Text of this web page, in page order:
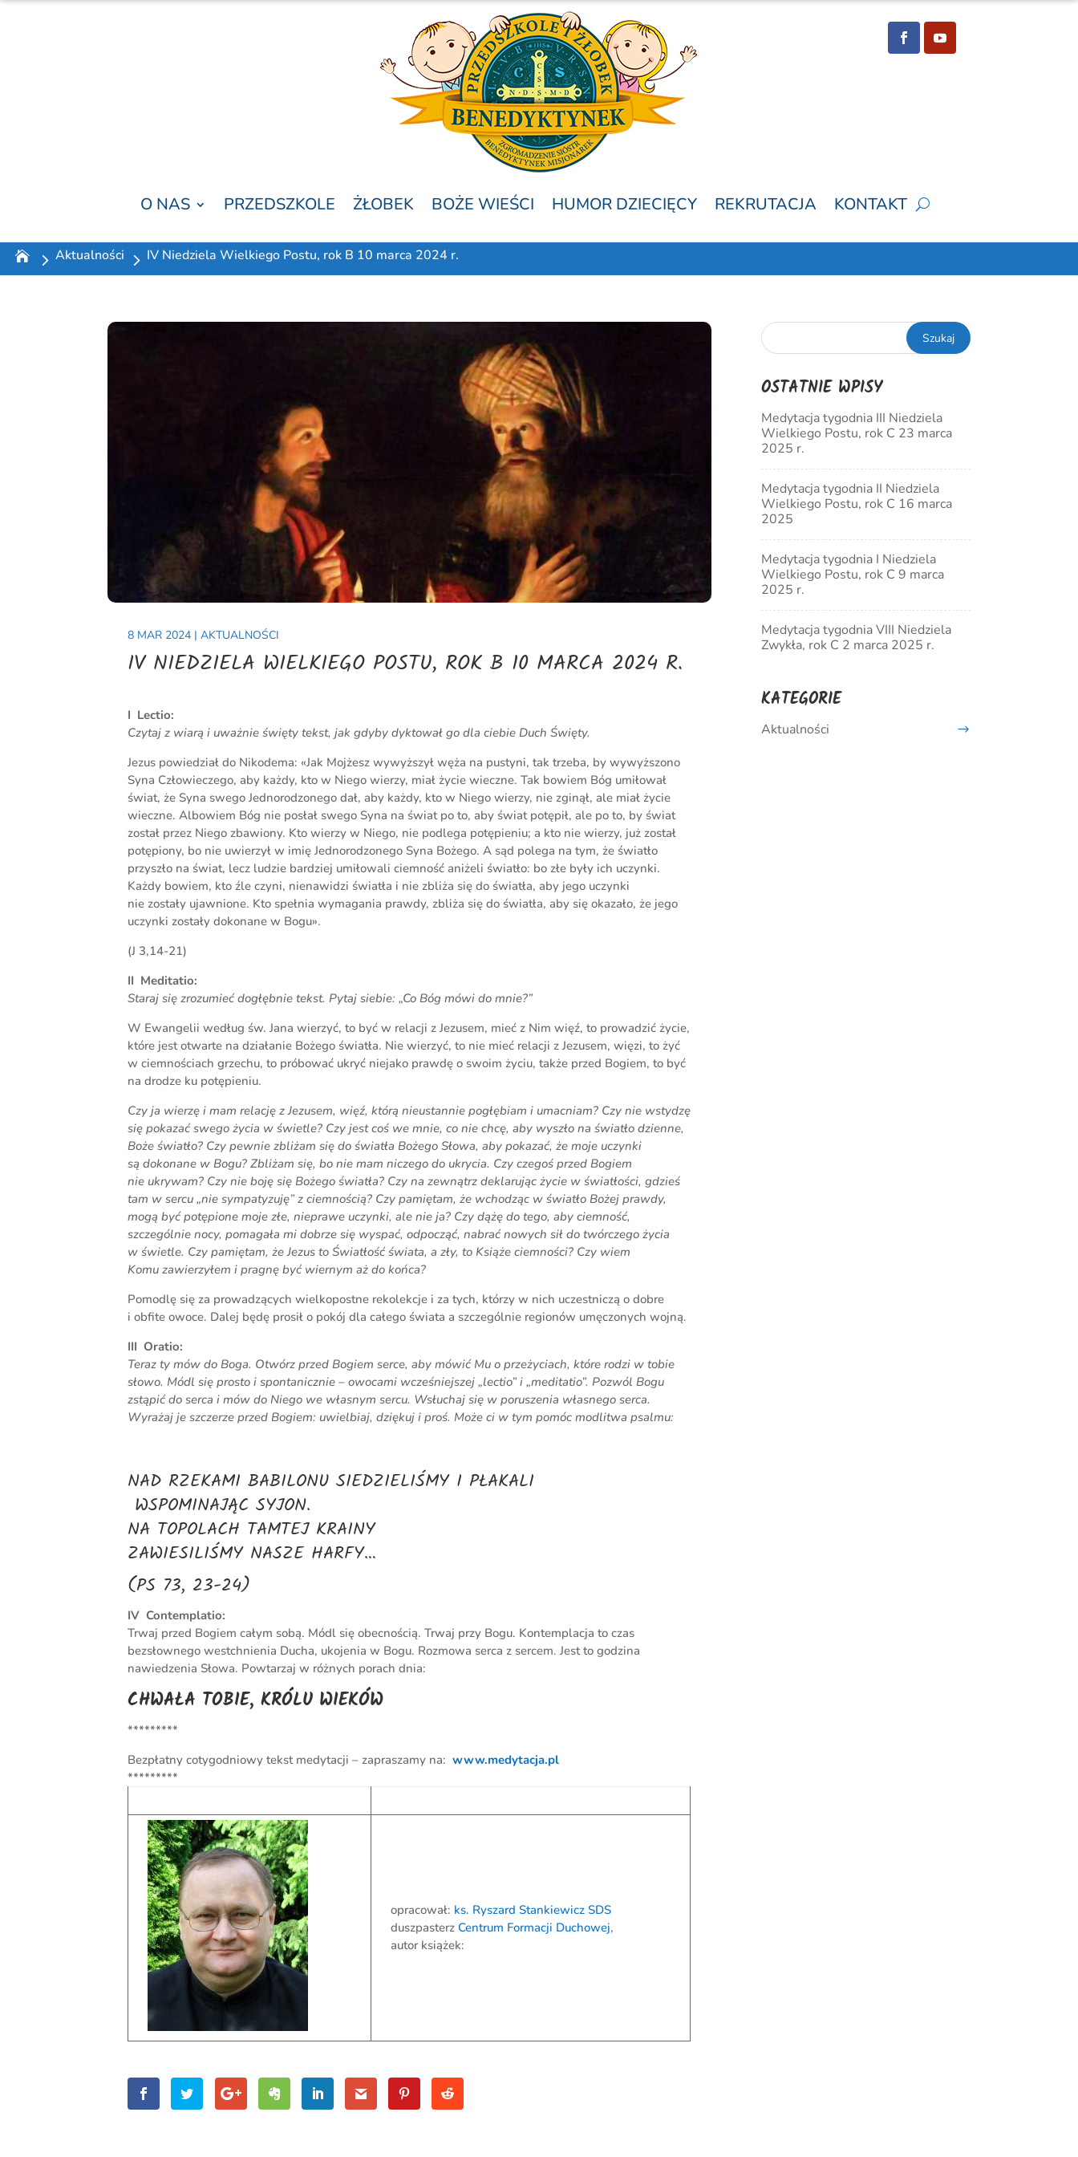
O NAS PRZEDSZKOLE ŻŁOBEK BOŻE WIEŚCI HUMOR DZIECIĘCY REKRUTACJA KONTAKT
Aktualności IV Niedziela Wielkiego Postu, rok B 10 marca 2024 r.
8 MAR 2024 |AKTUALNOŚCI
IV NIEDZIELA WIELKIEGO POSTU, ROK B 10 MARCA 2024 R.
I Lectio:
Czytaj z wiarą i uważnie święty tekst, jak gdyby dyktował go dla ciebie Duch Święty.
Jezus powiedział do Nikodema: «Jak Mojżesz wywyższył węża na pustyni, tak trzeba, by wywyższono
Syna Człowieczego, aby każdy, kto w Niego wierzy, miał życie wieczne. Tak bowiem Bóg umiłował
świat, że Syna swego Jednorodzonego dał, aby każdy, kto w Niego wierzy, nie zginął, ale miał życie
wieczne. Albowiem Bóg nie posłał swego Syna na świat po to, aby świat potępił, ale po to, by świat
został przez Niego zbawiony. Kto wierzy w Niego, nie podlega potępieniu; a kto nie wierzy, już został
potępiony, bo nie uwierzył w imię Jednorodzonego Syna Bożego. A sąd polega na tym, że światło
przyszło na świat, lecz ludzie bardziej umiłowali ciemność aniżeli światło: bo złe były ich uczynki.
Każdy bowiem, kto źle czyni, nienawidzi światła i nie zbliża się do światła, aby jego uczynki
nie zostały ujawnione. Kto spełnia wymagania prawdy, zbliża się do światła, aby się okazało, że jego
uczynki zostały dokonane w Bogu».
(J 3,14-21)
II Meditatio:
Staraj się zrozumieć dogłębnie tekst. Pytaj siebie: „Co Bóg mówi do mnie?”
W Ewangelii według św. Jana wierzyć, to być w relacji z Jezusem, mieć z Nim więź, to prowadzić życie,
które jest otwarte na działanie Bożego światła. Nie wierzyć, to nie mieć relacji z Jezusem, więzi, to żyć
w ciemnościach grzechu, to próbować ukryć niejako prawdę o swoim życiu, także przed Bogiem, to być
na drodze ku potępieniu.
Czy ja wierzę i mam relację z Jezusem, więź, którą nieustannie pogłębiam i umacniam? Czy nie wstydzę
się pokazać swego życia w świetle? Czy jest coś we mnie, co nie chcę, aby wyszło na światło dzienne,
Boże światło? Czy pewnie zbliżam się do światła Bożego Słowa, aby pokazać, że moje uczynki
są dokonane w Bogu? Zbliżam się, bo nie mam niczego do ukrycia. Czy czegoś przed Bogiem
nie ukrywam? Czy nie boję się Bożego światła? Czy na zewnątrz deklarując życie w światłości, gdzieś
tam w sercu „nie sympatyzuję” z ciemnością? Czy pamiętam, że wchodząc w światło Bożej prawdy,
mogą być potępione moje złe, nieprawe uczynki, ale nie ja? Czy dążę do tego, aby ciemność,
szczególnie nocy, pomagała mi dobrze się wyspać, odpocząć, nabrać nowych sił do twórczego życia
w świetle. Czy pamiętam, że Jezus to Światłość świata, a zły, to Książe ciemności? Czy wiem
Komu zawierzyłem i pragnę być wiernym aż do końca?
Pomodlę się za prowadzących wielkopostne rekolekcje i za tych, którzy w nich uczestniczą o dobre
i obfite owoce. Dalej będę prosił o pokój dla całego świata a szczególnie regionów umęczonych wojną.
III Oratio:
Teraz ty mów do Boga. Otwórz przed Bogiem serce, aby mówić Mu o przeżyciach, które rodzi w tobie
słowo. Módl się prosto i spontanicznie – owocami wcześniejszej „lectio” i „meditatio”. Pozwól Bogu
zstąpić do serca i mów do Niego we własnym sercu. Wsłuchaj się w poruszenia własnego serca.
Wyrażaj je szczerze przed Bogiem: uwielbiaj, dziękuj i proś. Może ci w tym pomóc modlitwa psalmu:
NAD RZEKAMI BABILONU SIEDZIELIŚMY I PŁAKALI
WSPOMINAJĄC SYJON.
NA TOPOLACH TAMTEJ KRAINY
ZAWIESILIŚMY NASZE HARFY…
(PS 73, 23-24)
IV Contemplatio:
Trwaj przed Bogiem całym sobą. Módl się obecnością. Trwaj przy Bogu. Kontemplacja to czas
bezsłownego westchnienia Ducha, ukojenia w Bogu. Rozmowa serca z sercem. Jest to godzina
nawiedzenia Słowa. Powtarzaj w różnych porach dnia:
CHWAŁA TOBIE, KRÓLU WIEKÓW
*********
Bezpłatny cotygodniowy tekst medytacji – zapraszamy na:www.medytacja.pl
*********
opracował: ks. Ryszard Stankiewicz SDS
duszpasterz Centrum Formacji Duchowej,
autor książek:
OSTATNIE WPISY
Medytacja tygodnia III Niedziela
Wielkiego Postu, rok C 23 marca
2025 r.
Medytacja tygodnia II Niedziela
Wielkiego Postu, rok C 16 marca
2025
Medytacja tygodnia I Niedziela
Wielkiego Postu, rok C 9 marca
2025 r.
Medytacja tygodnia VIII Niedziela
Zwykła, rok C 2 marca 2025 r.
KATEGORIE
Aktualności